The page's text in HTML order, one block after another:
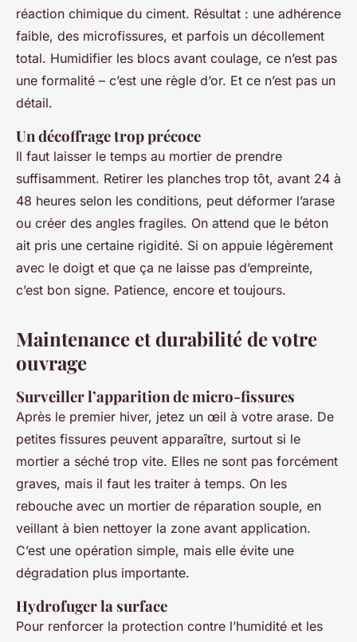
réaction chimique du ciment. Résultat : une adhérence
faible, des microfissures, et parfois un décollement
total. Humidifier les blocs avant coulage, ce n’est pas
une formalité – c’est une règle d’or. Et ce n’est pas un
détail.
Un décoffrage trop précoce
Il faut laisser le temps au mortier de prendre
suffisamment. Retirer les planches trop tôt, avant 24 à
48 heures selon les conditions, peut déformer l’arase
ou créer des angles fragiles. On attend que le béton
ait pris une certaine rigidité. Si on appuie légèrement
avec le doigt et que ça ne laisse pas d’empreinte,
c’est bon signe. Patience, encore et toujours.
Maintenance et durabilité de votre
ouvrage
Surveiller l’apparition de micro-fissures
Après le premier hiver, jetez un œil à votre arase. De
petites fissures peuvent apparaître, surtout si le
mortier a séché trop vite. Elles ne sont pas forcément
graves, mais il faut les traiter à temps. On les
rebouche avec un mortier de réparation souple, en
veillant à bien nettoyer la zone avant application.
C’est une opération simple, mais elle évite une
dégradation plus importante.
Hydrofuger la surface
Pour renforcer la protection contre l’humidité et les